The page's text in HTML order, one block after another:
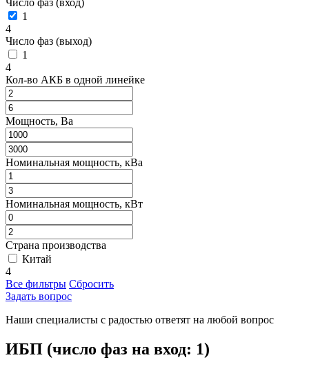
Число фаз (вход)
1
4
Число фаз (выход)
1
4
Кол-во АКБ в одной линейке
Мощность, Ва
Номинальная мощность, кВа
Номинальная мощность, кВт
Страна производства
Китай
4
Все фильтры Сбросить
Задать вопрос
Наши специалисты с радостью ответят на любой вопрос
ИБП (число фаз на вход: 1)